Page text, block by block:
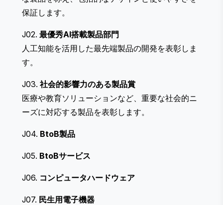
保証します。
J02. 最優秀AI搭載製品部門
人工知能を活用した最先端製品の開発を表彰しま
す。
J03. 社会的影響力のある製品賞
医療や教育ソリューションなど、重要な社会的ニ
ーズに対応する製品を表彰します。
J04. BtoB製品
J05. BtoBサービス
J06. コンピュータハードウェア
J07. 民生用電子機器